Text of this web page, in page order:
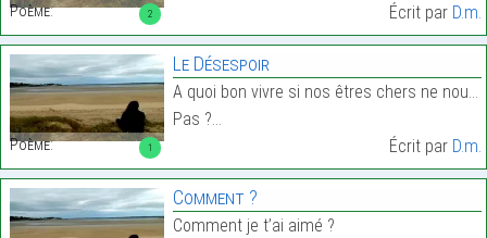
2
Poème:
Écrit par D.m.
1
Poème:
Le Désespoir
A quoi bon vivre si nos êtres chers ne nous aiment
Pas ?…
Écrit par D.m.
Comment ?
Comment je t’ai aimé ?